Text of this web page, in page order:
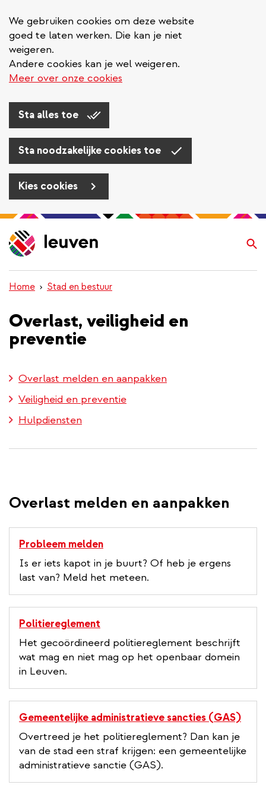
We gebruiken cookies om deze website
goed te laten werken. Die kan je niet
weigeren.
Andere cookies kan je wel weigeren.
Meer over onze cookies
Sta alles toe
Sta noodzakelijke cookies toe
Kies cookies
Overslaan
en
naar
inhoud
gaan
Home Stad en bestuur
Overlast, veiligheid en
preventie
Overlast melden en aanpakken
Veiligheid en preventie
Hulpdiensten
Overlast melden en aanpakken
Probleem melden
Is er iets kapot in je buurt? Of heb je ergens
last van? Meld het meteen.
Politiereglement
Het gecoördineerd politiereglement beschrijft
wat mag en niet mag op het openbaar domein
in Leuven.
Gemeentelijke administratieve sancties (GAS)
Overtreed je het politiereglement? Dan kan je
van de stad een straf krijgen: een gemeentelijke
administratieve sanctie (GAS).